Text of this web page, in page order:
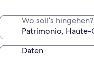
Wo soll’s hingehen?
Daten